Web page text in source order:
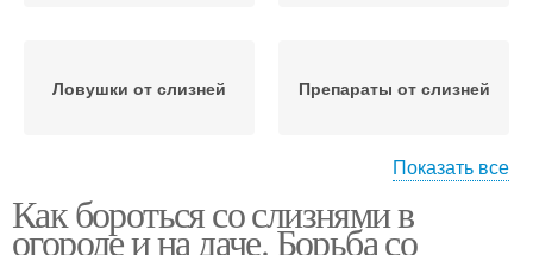
Ловушки от слизней Препараты от слизней
Слизни в огороде Слизни для человека
Показать все
Как бороться со слизнями в
огороде и на даче. Борьба со